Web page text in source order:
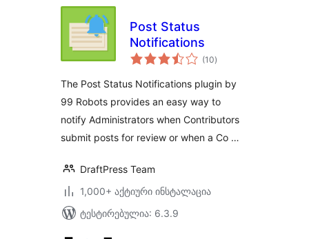
Post Status
Notifications
(10საერთო
რეიტინგი
)
The Post Status Notifications plugin by
99 Robots provides an easy way to
notify Administrators when Contributors
submit posts for review or when a Co …
DraftPress Team
1,000+ აქტიური ინსტალაცია
ტესტირებულია: 6.3.9